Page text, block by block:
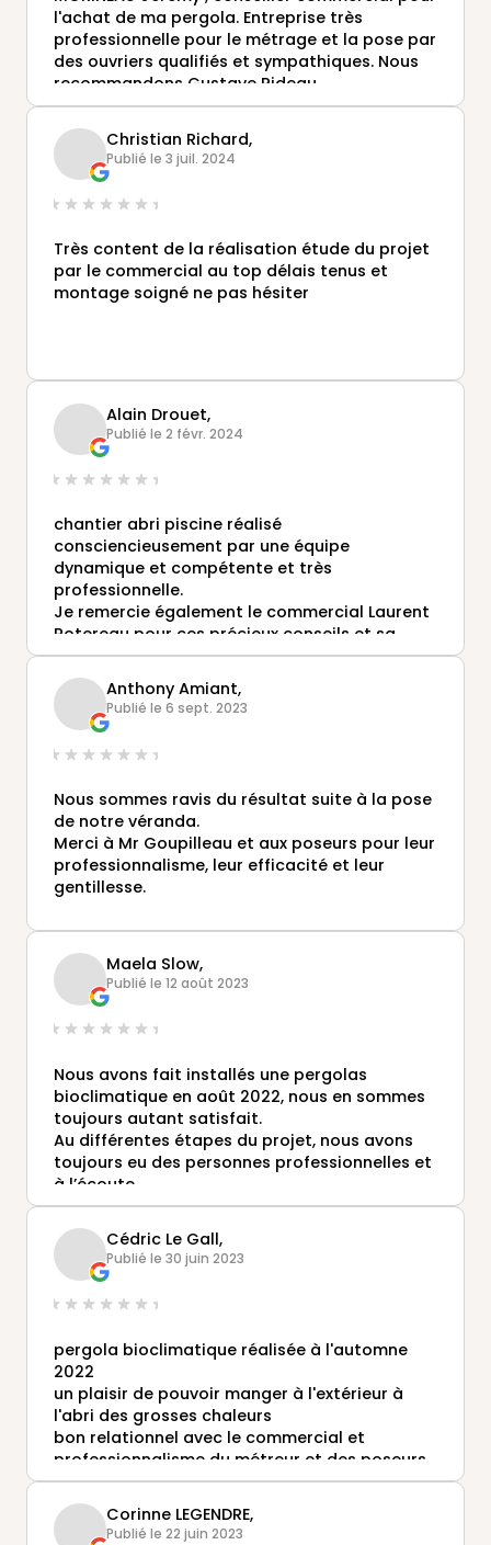
l'achat de ma pergola. Entreprise très
professionnelle pour le métrage et la pose par
des ouvriers qualifiés et sympathiques. Nous
recommandons Gustave Rideau.
JPH
Christian Richard,
Publié le 3 juil. 2024
Très content de la réalisation étude du projet
par le commercial au top délais tenus et
montage soigné ne pas hésiter
Alain Drouet,
Publié le 2 févr. 2024
chantier abri piscine réalisé
consciencieusement par une équipe
dynamique et compétente et très
professionnelle.
Je remercie également le commercial Laurent
Potereau pour ces précieux conseils et sa
réactivité
Anthony Amiant,
Publié le 6 sept. 2023
Nous sommes ravis du résultat suite à la pose
de notre véranda.
Merci à Mr Goupilleau et aux poseurs pour leur
professionnalisme, leur efficacité et leur
gentillesse.
Maela Slow,
Publié le 12 août 2023
Nous avons fait installés une pergolas
bioclimatique en août 2022, nous en sommes
toujours autant satisfait.
Au différentes étapes du projet, nous avons
toujours eu des personnes professionnelles et
à l’écoute.
Nous n’hésitons pas à recommander Gustave
Rideau et nous n’hésiterons pas à refaire
appel au besoin.
Cédric Le Gall,
Publié le 30 juin 2023
pergola bioclimatique réalisée à l'automne
2022
un plaisir de pouvoir manger à l'extérieur à
l'abri des grosses chaleurs
bon relationnel avec le commercial et
professionnalisme du métreur et des poseurs
nous sommes entièrement satisfaits
Corinne LEGENDRE,
Publié le 22 juin 2023